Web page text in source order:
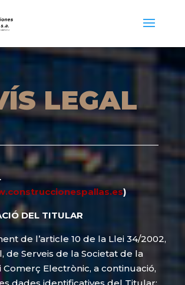
LEGAL
)
DEL TITULAR
de l’article 10 de la Llei 34/2002,
de Serveis de la Societat de la
Comerç Electrònic, a continuació,